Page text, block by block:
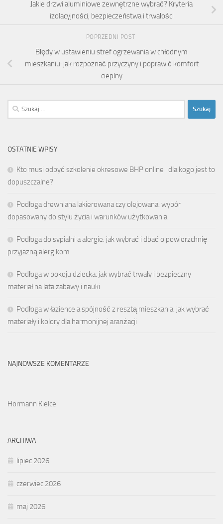
Jakie drzwi aluminiowe zewnętrzne wybrać? Kryteria
izolacyjności, bezpieczeństwa i trwałości
POPRZEDNI POST
Błędy w ustawieniu stref ogrzewania w chłodnym
mieszkaniu: jak rozpoznać przyczyny i poprawić komfort
cieplny
Szukaj:
OSTATNIE WPISY
Kto musi odbyć szkolenie okresowe BHP online i dla kogo jest to
dopuszczalne?
Podłoga drewniana lakierowana czy olejowana: wybór
dopasowany do stylu życia i warunków użytkowania
Podłoga do sypialni a alergie: jak wybrać i dbać o powierzchnię
przyjazną alergikom
Podłoga w pokoju dziecka: jak wybrać trwały i bezpieczny
materiał na lata zabawy i nauki
Podłoga w łazience a spójność z resztą mieszkania: jak wybrać
materiały i kolory dla harmonijnej aranżacji
NAJNOWSZE KOMENTARZE
Hormann Kielce
ARCHIWA
lipiec 2026
czerwiec 2026
maj 2026